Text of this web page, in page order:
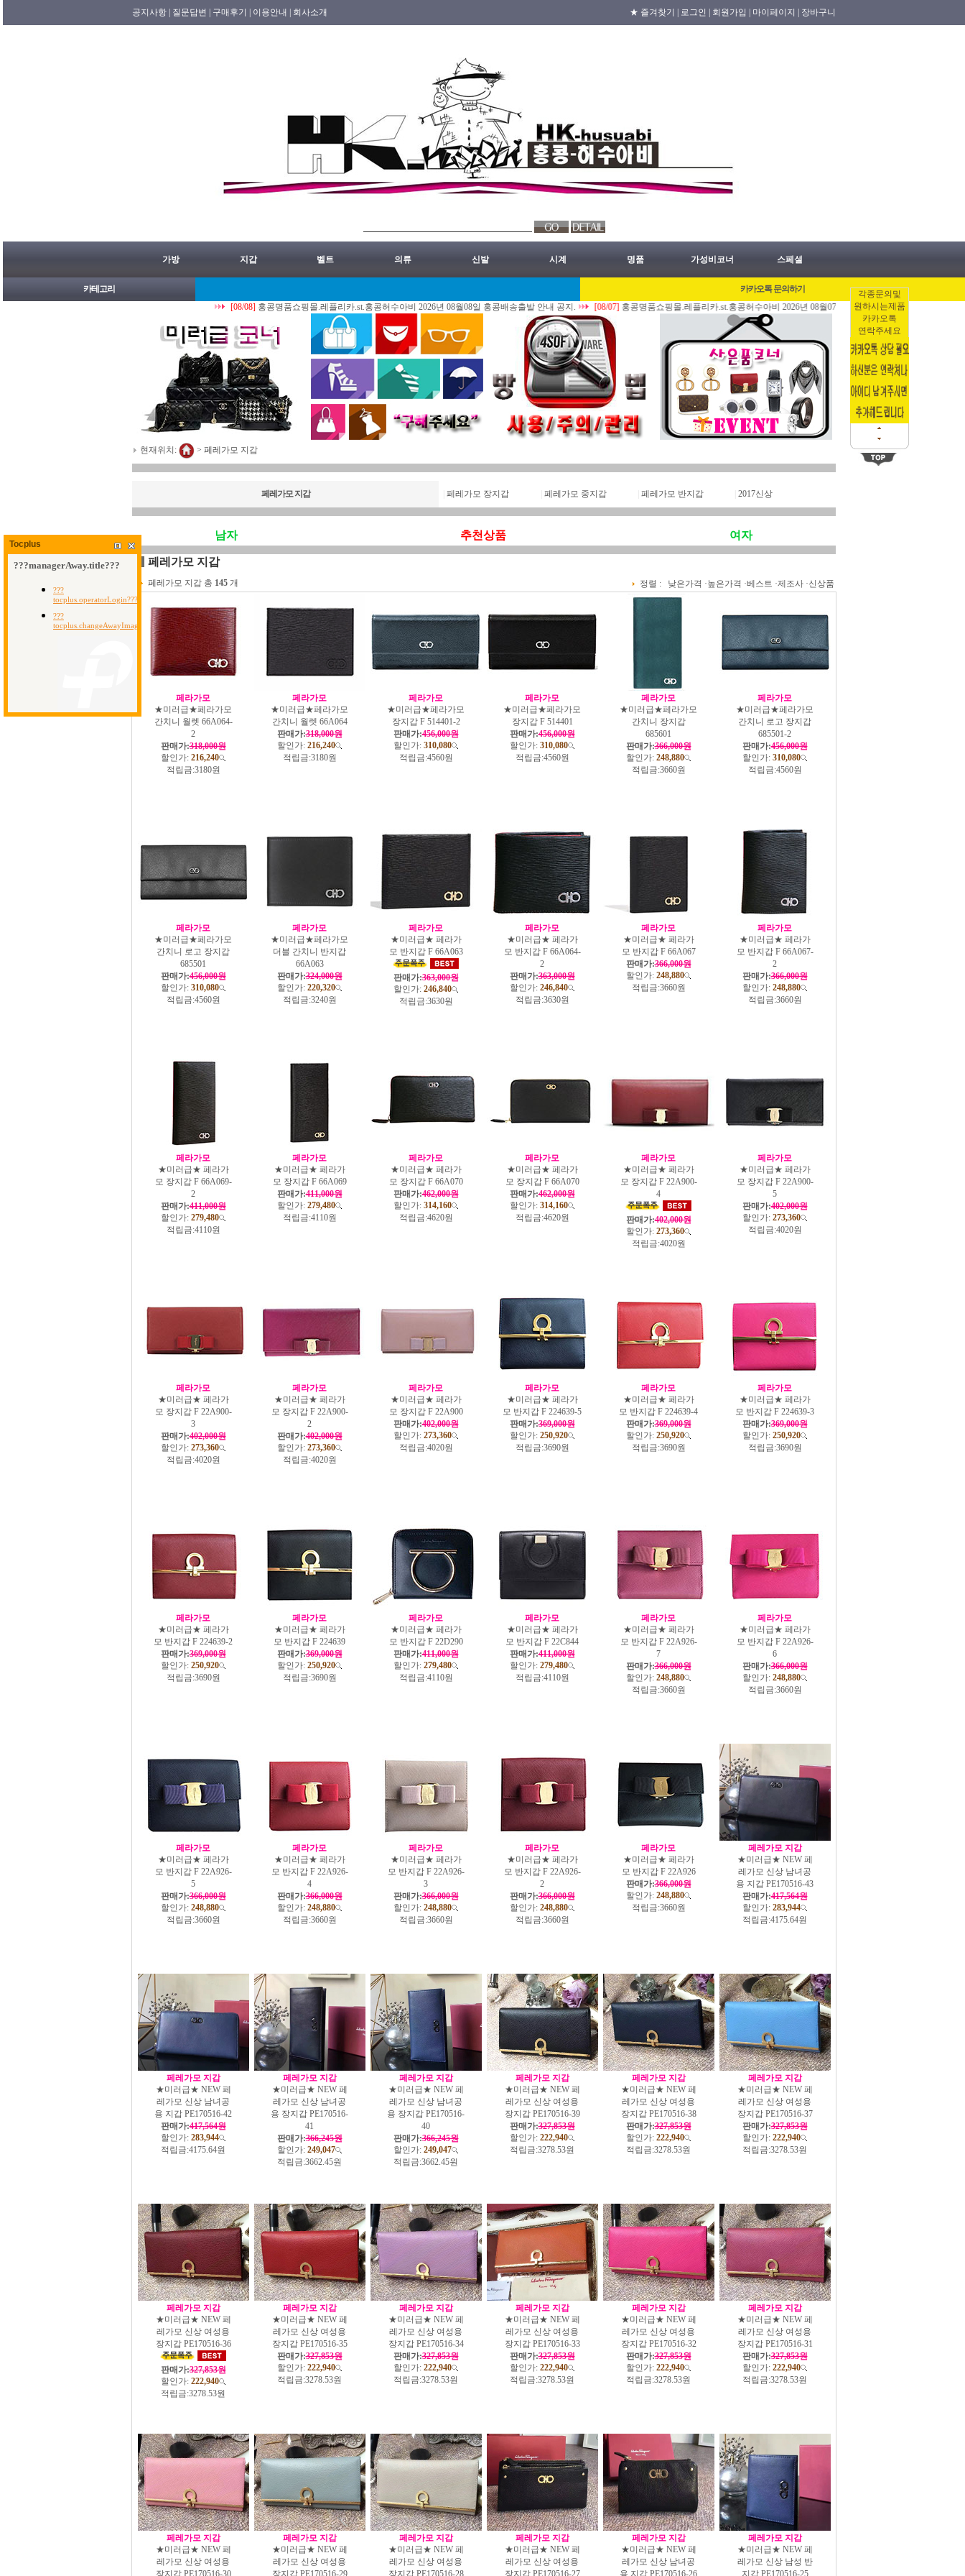
각종문의및
원하시는제품
카카오톡
연락주세요
공지사항 | 질문답변 | 구매후기 | 이용안내 | 회사소개 ★ 즐겨찾기 | 로그인 | 회원가입 | 마이페이지 | 장바구니
가방 지갑 벨트 의류 신발 시계 명품 가성비코너 스페셜
카테고리
카카오톡 문의하기
[08/08]홍콩명품쇼핑몰.레플리카.st.홍콩허수아비 2026년 08월08일 홍콩배송출발 안내 공지. [08/07]홍콩명품쇼핑몰.레플리카.st.홍콩허수아비 2026년 08월07일 홍콩배송출발 안내 공지.
현재위치: > 페레가모 지갑
페레가모 지갑 페레가모 장지갑 페레가모 중지갑 페레가모 반지갑 2017신상
남자 추천상품 여자
페레가모 지갑
페레가모 지갑 총 145 개 정렬 : 낮은가격 ·높은가격 ·베스트 ·제조사 ·신상품
페라가모
★미러급★페라가모
간치니 월렛 66A064-
2
판매가:318,000원
할인가: 216,240
적립금:3180원
페라가모
★미러급★페라가모
간치니 월렛 66A064
판매가:318,000원
할인가: 216,240
적립금:3180원
페라가모
★미러급★페라가모
장지갑 F 514401-2
판매가:456,000원
할인가: 310,080
적립금:4560원
페라가모
★미러급★페라가모
장지갑 F 514401
판매가:456,000원
할인가: 310,080
적립금:4560원
페라가모
★미러급★페라가모
간치니 장지갑
685601
판매가:366,000원
할인가: 248,880
적립금:3660원
페라가모
★미러급★페라가모
간치니 로고 장지갑
685501-2
판매가:456,000원
할인가: 310,080
적립금:4560원
페라가모
★미러급★페라가모
간치니 로고 장지갑
685501
판매가:456,000원
할인가: 310,080
적립금:4560원
페라가모
★미러급★페라가모
더블 간치니 반지갑
66A063
판매가:324,000원
할인가: 220,320
적립금:3240원
페라가모
★미러급★ 페라가
모 반지갑 F 66A063
판매가:363,000원
할인가: 246,840
적립금:3630원
페라가모
★미러급★ 페라가
모 반지갑 F 66A064-
2
판매가:363,000원
할인가: 246,840
적립금:3630원
페라가모
★미러급★ 페라가
모 반지갑 F 66A067
판매가:366,000원
할인가: 248,880
적립금:3660원
페라가모
★미러급★ 페라가
모 반지갑 F 66A067-
2
판매가:366,000원
할인가: 248,880
적립금:3660원
페라가모
★미러급★ 페라가
모 장지갑 F 66A069-
2
판매가:411,000원
할인가: 279,480
적립금:4110원
페라가모
★미러급★ 페라가
모 장지갑 F 66A069
판매가:411,000원
할인가: 279,480
적립금:4110원
페라가모
★미러급★ 페라가
모 장지갑 F 66A070
판매가:462,000원
할인가: 314,160
적립금:4620원
페라가모
★미러급★ 페라가
모 장지갑 F 66A070
판매가:462,000원
할인가: 314,160
적립금:4620원
페라가모
★미러급★ 페라가
모 장지갑 F 22A900-
4
판매가:402,000원
할인가: 273,360
적립금:4020원
페라가모
★미러급★ 페라가
모 장지갑 F 22A900-
5
판매가:402,000원
할인가: 273,360
적립금:4020원
페라가모
★미러급★ 페라가
모 장지갑 F 22A900-
3
판매가:402,000원
할인가: 273,360
적립금:4020원
페라가모
★미러급★ 페라가
모 장지갑 F 22A900-
2
판매가:402,000원
할인가: 273,360
적립금:4020원
페라가모
★미러급★ 페라가
모 장지갑 F 22A900
판매가:402,000원
할인가: 273,360
적립금:4020원
페라가모
★미러급★ 페라가
모 반지갑 F 224639-5
판매가:369,000원
할인가: 250,920
적립금:3690원
페라가모
★미러급★ 페라가
모 반지갑 F 224639-4
판매가:369,000원
할인가: 250,920
적립금:3690원
페라가모
★미러급★ 페라가
모 반지갑 F 224639-3
판매가:369,000원
할인가: 250,920
적립금:3690원
페라가모
★미러급★ 페라가
모 반지갑 F 224639-2
판매가:369,000원
할인가: 250,920
적립금:3690원
페라가모
★미러급★ 페라가
모 반지갑 F 224639
판매가:369,000원
할인가: 250,920
적립금:3690원
페라가모
★미러급★ 페라가
모 반지갑 F 22D290
판매가:411,000원
할인가: 279,480
적립금:4110원
페라가모
★미러급★ 페라가
모 반지갑 F 22C844
판매가:411,000원
할인가: 279,480
적립금:4110원
페라가모
★미러급★ 페라가
모 반지갑 F 22A926-
7
판매가:366,000원
할인가: 248,880
적립금:3660원
페라가모
★미러급★ 페라가
모 반지갑 F 22A926-
6
판매가:366,000원
할인가: 248,880
적립금:3660원
페라가모
★미러급★ 페라가
모 반지갑 F 22A926-
5
판매가:366,000원
할인가: 248,880
적립금:3660원
페라가모
★미러급★ 페라가
모 반지갑 F 22A926-
4
판매가:366,000원
할인가: 248,880
적립금:3660원
페라가모
★미러급★ 페라가
모 반지갑 F 22A926-
3
판매가:366,000원
할인가: 248,880
적립금:3660원
페라가모
★미러급★ 페라가
모 반지갑 F 22A926-
2
판매가:366,000원
할인가: 248,880
적립금:3660원
페라가모
★미러급★ 페라가
모 반지갑 F 22A926
판매가:366,000원
할인가: 248,880
적립금:3660원
페레가모 지갑
★미러급★ NEW 페
레가모 신상 남녀공
용 지갑 PE170516-43
판매가:417,564원
할인가: 283,944
적립금:4175.64원
페레가모 지갑
★미러급★ NEW 페
레가모 신상 남녀공
용 지갑 PE170516-42
판매가:417,564원
할인가: 283,944
적립금:4175.64원
페레가모 지갑
★미러급★ NEW 페
레가모 신상 남녀공
용 장지갑 PE170516-
41
판매가:366,245원
할인가: 249,047
적립금:3662.45원
페레가모 지갑
★미러급★ NEW 페
레가모 신상 남녀공
용 장지갑 PE170516-
40
판매가:366,245원
할인가: 249,047
적립금:3662.45원
페레가모 지갑
★미러급★ NEW 페
레가모 신상 여성용
장지갑 PE170516-39
판매가:327,853원
할인가: 222,940
적립금:3278.53원
페레가모 지갑
★미러급★ NEW 페
레가모 신상 여성용
장지갑 PE170516-38
판매가:327,853원
할인가: 222,940
적립금:3278.53원
페레가모 지갑
★미러급★ NEW 페
레가모 신상 여성용
장지갑 PE170516-37
판매가:327,853원
할인가: 222,940
적립금:3278.53원
페레가모 지갑
★미러급★ NEW 페
레가모 신상 여성용
장지갑 PE170516-36
판매가:327,853원
할인가: 222,940
적립금:3278.53원
페레가모 지갑
★미러급★ NEW 페
레가모 신상 여성용
장지갑 PE170516-35
판매가:327,853원
할인가: 222,940
적립금:3278.53원
페레가모 지갑
★미러급★ NEW 페
레가모 신상 여성용
장지갑 PE170516-34
판매가:327,853원
할인가: 222,940
적립금:3278.53원
페레가모 지갑
★미러급★ NEW 페
레가모 신상 여성용
장지갑 PE170516-33
판매가:327,853원
할인가: 222,940
적립금:3278.53원
페레가모 지갑
★미러급★ NEW 페
레가모 신상 여성용
장지갑 PE170516-32
판매가:327,853원
할인가: 222,940
적립금:3278.53원
페레가모 지갑
★미러급★ NEW 페
레가모 신상 여성용
장지갑 PE170516-31
판매가:327,853원
할인가: 222,940
적립금:3278.53원
페레가모 지갑
★미러급★ NEW 페
레가모 신상 여성용
장지갑 PE170516-30
페레가모 지갑
★미러급★ NEW 페
레가모 신상 여성용
장지갑 PE170516-29
페레가모 지갑
★미러급★ NEW 페
레가모 신상 여성용
장지갑 PE170516-28
페레가모 지갑
★미러급★ NEW 페
레가모 신상 여성용
장지갑 PE170516-27
페레가모 지갑
★미러급★ NEW 페
레가모 신상 남녀공
용 지갑 PE170516-26
페레가모 지갑
★미러급★ NEW 페
레가모 신상 남성 반
지갑 PE170516-25
Tocplus